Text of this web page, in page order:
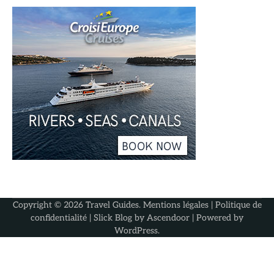
Copyright © 2026 Travel Guides. Mentions légales| Politique de
confidentialité | Slick Blog by Ascendoor | Powered by
WordPress.